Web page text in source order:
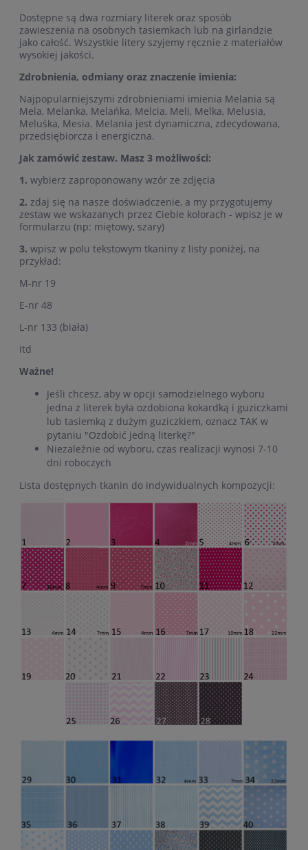
Dostępne są dwa rozmiary literek oraz sposób
zawieszenia na osobnych tasiemkach lub na girlandzie
jako całość. Wszystkie litery szyjemy ręcznie z materiałów
wysokiej jakości.
Zdrobnienia, odmiany oraz znaczenie imienia:
Najpopularniejszymi zdrobnieniami imienia Melania są
Mela, Melanka, Melańka, Melcia, Meli, Melka, Melusia,
Meluśka, Mesia. Melania jest dynamiczna, zdecydowana,
przedsiębiorcza i energiczna.
Jak zamówić zestaw. Masz 3 możliwości:
1. wybierz zaproponowany wzór ze zdjęcia
2. zdaj się na nasze doświadczenie, a my przygotujemy
zestaw we wskazanych przez Ciebie kolorach - wpisz je w
formularzu (np: miętowy, szary)
3. wpisz w polu tekstowym tkaniny z listy poniżej, na
przykład:
M-nr 19
E-nr 48
L-nr 133 (biała)
itd
Ważne!
Jeśli chcesz, aby w opcji samodzielnego wyboru
jedna z literek była ozdobiona kokardką i guziczkami
lub tasiemką z dużym guziczkiem, oznacz TAK w
pytaniu "Ozdobić jedną literkę?"
Niezależnie od wyboru, czas realizacji wynosi 7-10
dni roboczych
Lista dostępnych tkanin do indywidualnych kompozycji: